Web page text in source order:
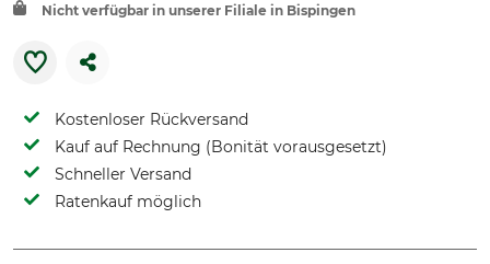
Nicht verfügbar in unserer Filiale in Bispingen
Kostenloser Rückversand
Kauf auf Rechnung (Bonität vorausgesetzt)
Schneller Versand
Ratenkauf möglich